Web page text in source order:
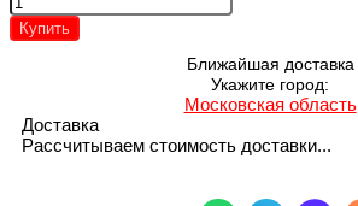
Купить
Ближайшая доставка
Укажите город:
Московская область
Доставка
Рассчитываем стоимость доставки...